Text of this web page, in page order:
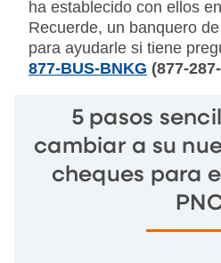
ha establecido con ellos
Recuerde, un banquero
para ayudarle si tiene
877-BUS-BNKG (877-
5 pasos
cambiar a su
cheques para